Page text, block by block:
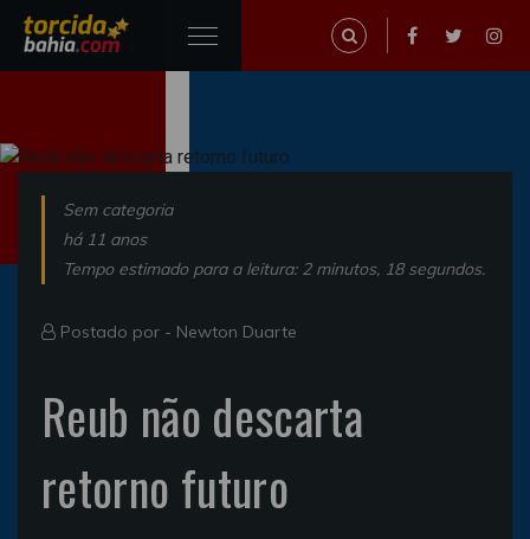
Sem categoria
há 11 anos
Tempo estimado para a leitura: 2 minutos, 18 segundos.
Postado por - Newton Duarte
Reub não descarta
retorno futuro